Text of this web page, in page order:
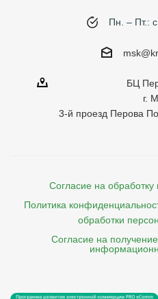
Пн. – Пт.:
БЦ
г.
3-й проезд Перова
Согласие на
Политика
обработки
Согласие на